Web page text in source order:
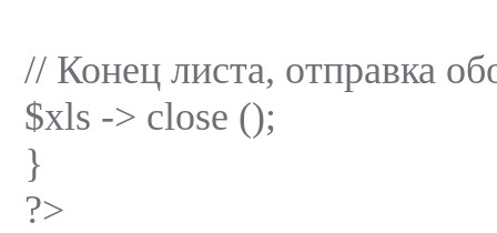
// Конец листа, отправка
$xls -> close ();
}
?>